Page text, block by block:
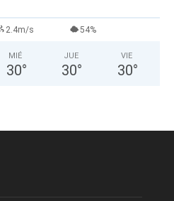
2.4m/s 54%
MIÉ
30°
JUE
30°
VIE
30°